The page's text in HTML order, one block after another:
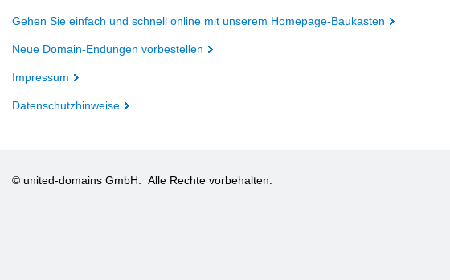
Gehen Sie einfach und schnell online mit unserem Homepage-Baukasten
Neue Domain-Endungen vorbestellen
Impressum
Datenschutzhinweise
© united-domains GmbH. Alle Rechte vorbehalten.